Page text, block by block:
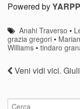
Powered byYARPP
Anahi Traverso •
grazia gregori •
Williams • tindaro
Veni vidi vici.